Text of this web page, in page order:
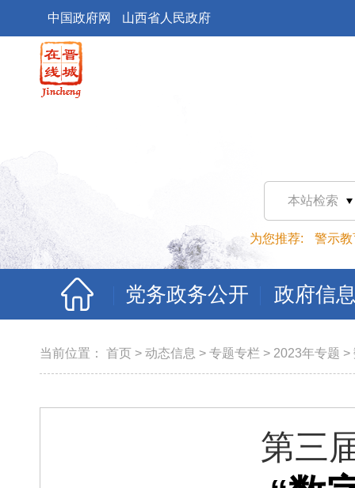
中国政府网 山西省人民政府
本站检索
为您推荐: 警示教
党务政务公开 政府信
当前位置： 首页 > 动态信息 > 专题专栏 > 2023年专题 >
第三